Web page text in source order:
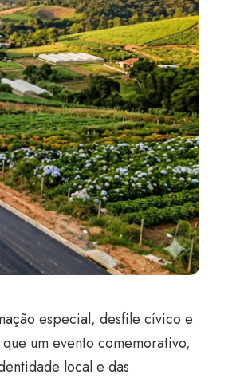
especial, desfile cívico e
um evento comemorativo,
local e das